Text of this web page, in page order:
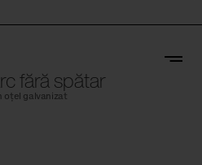
fără spătar
oțel galvanizat